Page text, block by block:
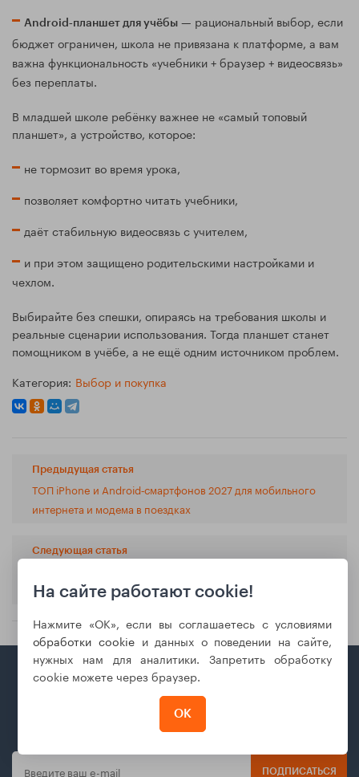
Android‑планшет для учёбы — рациональный выбор, если
бюджет ограничен, школа не привязана к платформе, а вам
важна функциональность «учебники + браузер + видеосвязь»
без переплаты.
В младшей школе ребёнку важнее не «самый топовый
планшет», а устройство, которое:
не тормозит во время урока,
позволяет комфортно читать учебники,
даёт стабильную видеосвязь с учителем,
и при этом защищено родительскими настройками и
чехлом.
Выбирайте без спешки, опираясь на требования школы и
реальные сценарии использования. Тогда планшет станет
помощником в учёбе, а не ещё одним источником проблем.
Категория: Выбор и покупка
Предыдущая статья
ТОП iPhone и Android‑смартфонов 2027 для мобильного
интернета и модема в поездках
Следующая статья
заметок, диктовки и сканов
Подпишись и получай информацию об акциях и скидках
ПОДПИСАТЬСЯ
На сайте работают cookie!
Нажмите «ОК», если вы соглашаетесь с условиями
обработки cookie и данных о поведении на сайте,
нужных нам для аналитики. Запретить обработку
cookie можете через браузер.
ОК